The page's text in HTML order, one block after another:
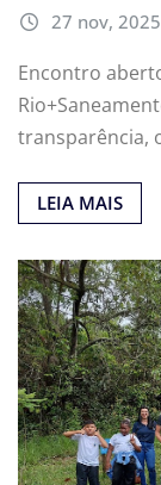
27 nov, 2025
Encontro
transparência,
LEIA MAIS